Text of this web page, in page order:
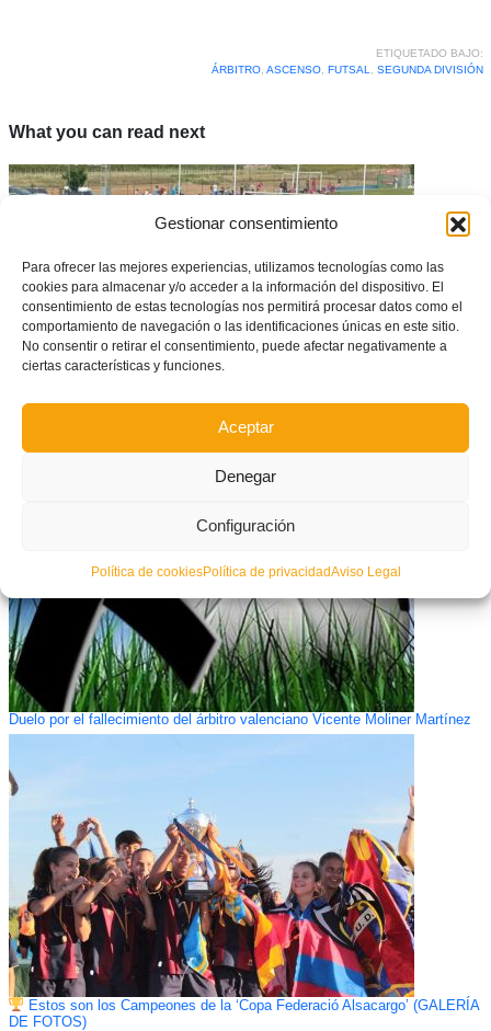
Gestionar consentimiento
Para ofrecer las mejores experiencias, utilizamos tecnologías como las
cookies para almacenar y/o acceder a la información del dispositivo. El
consentimiento de estas tecnologías nos permitirá procesar datos como el
comportamiento de navegación o las identificaciones únicas en este sitio.
No consentir o retirar el consentimiento, puede afectar negativamente a
ciertas características y funciones.
Aceptar
Denegar
Configuración
Política de cookiesPolítica de privacidadAviso Legal
ETIQUETADO BAJO:
ÁRBITRO, ASCENSO, FUTSAL, SEGUNDA DIVISIÓN
What you can read next
Así será la Fase Final de la IX Copa Federación de Fútbol Base
Duelo por el fallecimiento del árbitro valenciano Vicente Moliner Martínez
Estos son los Campeones de la ‘Copa Federació Alsacargo’ (GALERÍA
DE FOTOS)